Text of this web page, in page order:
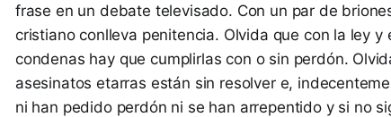
frase en un debate televisado. Con un par de
cristiano conlleva penitencia. Olvida que con la ley
condenas hay que cumplirlas con o sin perdón.
asesinatos etarras están sin resolver e,
ni han pedido perdón ni se han arrepentido y si no